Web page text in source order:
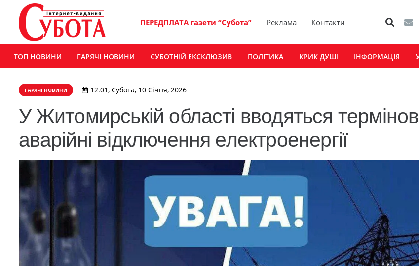
ПЕРЕДПЛАТА газети “Субота” Реклама Контакти
ТОП НОВИНИ ГАРЯЧІ НОВИНИ СУБОТНІЙ ЕКСКЛЮЗИВ ПОЛІТИКА КРИК ДУШІ ІНФОРМАЦІЯ
ГАРЯЧІ НОВИНИ 12:01, Субота, 10 Січня, 2026
У Житомирській області вводяться
аварійні відключення електроенергії